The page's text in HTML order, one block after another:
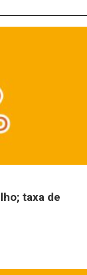
taxa de